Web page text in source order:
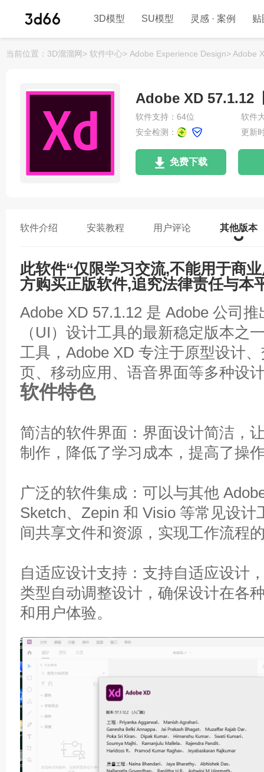
3D模型 SU模型 灵感 · 案例 贴
当前位置： 3D溜溜网> 软件中心> Adobe Experience Design> Adobe
Adobe XD 57.1.12
软件支持：64位
软件
安全检测：
更新
免费下载
软件介绍 安装教程 用户评论 其他版本
此软件“仅限学习交流,不能用于商
方购买正版软件,追究法律责任与本
Adobe XD 57.1.12 是 Adobe 公司
（UI）设计工具的最新稳定版本之
工具，Adobe XD 专注于原型设计
页、移动应用、语音界面等多种设
软件特色
简洁的软件界面：界面设计简洁，
制作，降低了学习成本，提高了操
广泛的软件集成：可以与其他
Sketch、Zepin 和 Visio 等常见设
间共享文件和资源，实现工作流程
自适应设计支持：支持自适应设计
类型自动调整设计，确保设计在各
和用户体验。